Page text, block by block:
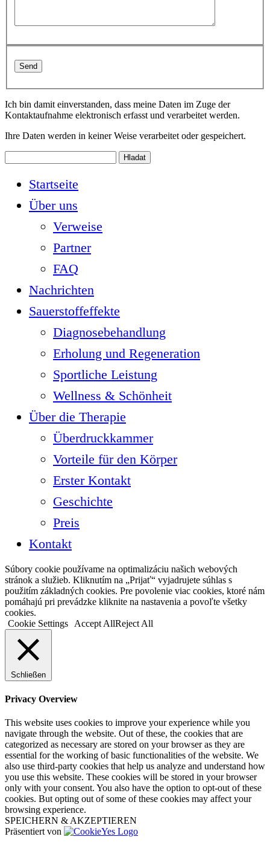
Ich bin damit einverstanden, dass meine Daten im Zuge der
Kontaktaufnahme elektronisch erfasst und verarbeitet werden.
Ihre Daten werden in keiner Weise verarbeitet oder gespeichert.
Startseite
Über uns
Verweise
Partner
FAQ
Nachrichten
Sauerstoffeffekte
Diagnosebehandlung
Erholung und Regeneration
Sportliche Leistung
Wellness & Schönheit
Über die Therapie
Überdruckkammer
Vorteile für den Körper
Erster Kontakt
Geschichte
Preis
Kontakt
Súbory cookie používame na optimalizáciu našich webových
stránok a služieb. Kliknutím na „Prijať“ vyjadrujete súhlas s
použitím základných cookies. Pre povolenie viac cookies, ktoré nám
pomáhajú pri prevádzke kliknite na nastavenia a povoľte všetky
cookies.
Cookie Settings
Accept AllReject All
Schließen
Privacy Overview
This website uses cookies to improve your experience while you
navigate through the website. Out of these, the cookies that are
categorized as necessary are stored on your browser as they are
essential for the working of basic functionalities of the website. We
also use third-party cookies that help us analyze and understand how
you use this website. These cookies will be stored in your browser
only with your consent. You also have the option to opt-out of these
cookies. But opting out of some of these cookies may affect your
browsing experience.
SPEICHERN & AKZEPTIEREN
Präsentiert von